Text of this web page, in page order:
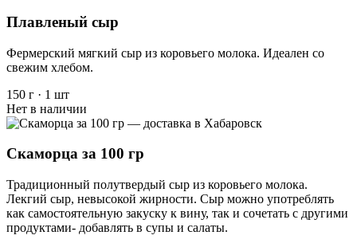
Плавленый сыр
Фермерский мягкий сыр из коровьего молока. Идеален со
свежим хлебом.
150 г · 1 шт
Нет в наличии
Скаморца за 100 гр
Традиционный полутвердый сыр из коровьего молока.
Лекгий сыр, невысокой жирности. Сыр можно употреблять
как самостоятельную закуску к вину, так и сочетать с другими
продуктами- добавлять в супы и салаты.